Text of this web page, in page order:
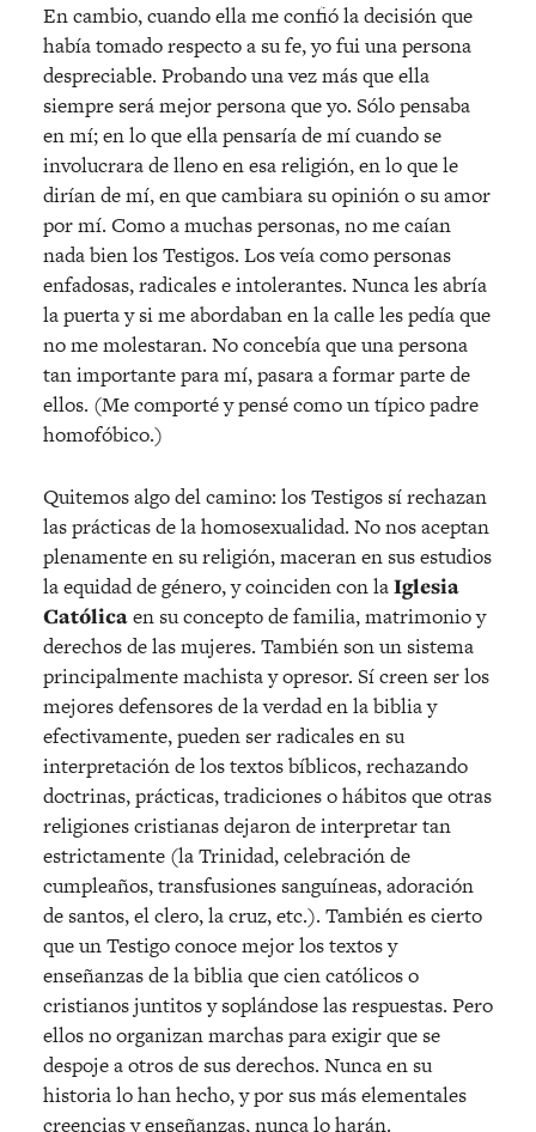
En cambio, cuando ella me confió la decisión que
había tomado respecto a su fe, yo fui una persona
despreciable. Probando una vez más que ella
siempre será mejor persona que yo. Sólo pensaba
en mí; en lo que ella pensaría de mí cuando se
involucrara de lleno en esa religión, en lo que le
dirían de mí, en que cambiara su opinión o su amor
por mí. Como a muchas personas, no me caían
nada bien los Testigos. Los veía como personas
enfadosas, radicales e intolerantes. Nunca les abría
la puerta y si me abordaban en la calle les pedía que
no me molestaran. No concebía que una persona
tan importante para mí, pasara a formar parte de
ellos. (Me comporté y pensé como un típico padre
homofóbico.)
Quitemos algo del camino: los Testigos sí rechazan
las prácticas de la homosexualidad. No nos aceptan
plenamente en su religión, maceran en sus estudios
la equidad de género, y coinciden con laIglesia
Católicaen su concepto de familia, matrimonio y
derechos de las mujeres. También son un sistema
principalmente machista y opresor. Sí creen ser los
mejores defensores de la verdad en la biblia y
efectivamente, pueden ser radicales en su
interpretación de los textos bíblicos, rechazando
doctrinas, prácticas, tradiciones o hábitos que otras
religiones cristianas dejaron de interpretar tan
estrictamente (la Trinidad, celebración de
cumpleaños, transfusiones sanguíneas, adoración
de santos, el clero, la cruz, etc.). También es cierto
que un Testigo conoce mejor los textos y
enseñanzas de la biblia que cien católicos o
cristianos juntitos y soplándose las respuestas. Pero
ellos no organizan marchas para exigir que se
despoje a otros de sus derechos. Nunca en su
historia lo han hecho, y por sus más elementales
creencias y enseñanzas, nunca lo harán.